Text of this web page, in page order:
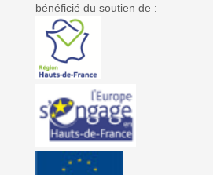
bénéficié du soutien de :